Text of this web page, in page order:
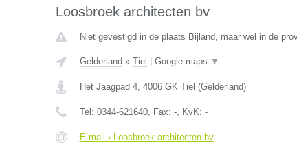
Loosbroek architecten bv
Niet gevestigd in de plaats Bijland, maar wel in de
Gelderland » Tiel Google maps ▼
Het Jaagpad 4, 4006 GK Tiel (Gelderland)
Tel: 0344-621640, Fax: -, KvK: -
E-mail › Loosbroek architecten bv